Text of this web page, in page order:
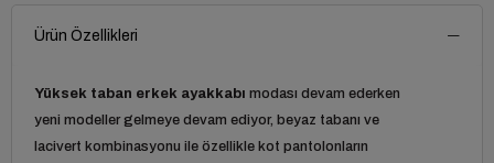
Ürün Özellikleri
Yüksek taban erkek ayakkabı modası devam ederken
yeni modeller gelmeye devam ediyor, beyaz tabanı ve
lacivert kombinasyonu ile özellikle kot pantolonların